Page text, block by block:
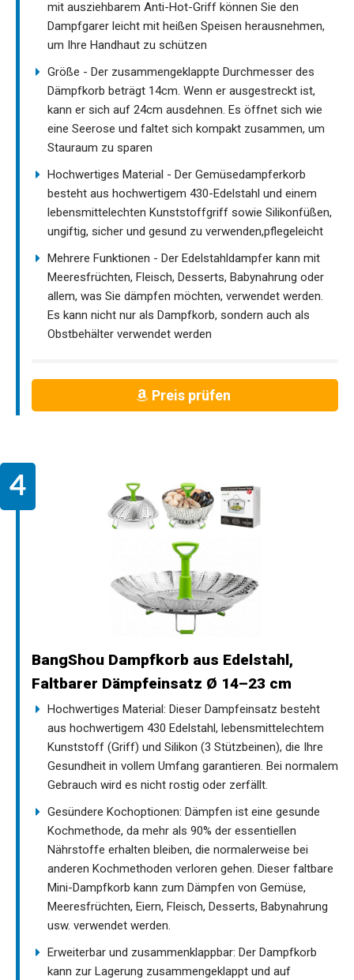
mit ausziehbarem Anti-Hot-Griff können Sie den
Dampfgarer leicht mit heißen Speisen herausnehmen,
um Ihre Handhaut zu schützen
Größe - Der zusammengeklappte Durchmesser des
Dämpfkorb beträgt 14cm. Wenn er ausgestreckt ist,
kann er sich auf 24cm ausdehnen. Es öffnet sich wie
eine Seerose und faltet sich kompakt zusammen, um
Stauraum zu sparen
Hochwertiges Material - Der Gemüsedampferkorb
besteht aus hochwertigem 430-Edelstahl und einem
lebensmittelechten Kunststoffgriff sowie Silikonfüßen,
ungiftig, sicher und gesund zu verwenden,pflegeleicht
Mehrere Funktionen - Der Edelstahldampfer kann mit
Meeresfrüchten, Fleisch, Desserts, Babynahrung oder
allem, was Sie dämpfen möchten, verwendet werden.
Es kann nicht nur als Dampfkorb, sondern auch als
Obstbehälter verwendet werden
Preis prüfen
BangShou Dampfkorb aus Edelstahl,
Faltbarer Dämpfeinsatz Ø 14–23 cm
Hochwertiges Material: Dieser Dampfeinsatz besteht
aus hochwertigem 430 Edelstahl, lebensmittelechtem
Kunststoff (Griff) und Silikon (3 Stützbeinen), die Ihre
Gesundheit in vollem Umfang garantieren. Bei normalem
Gebrauch wird es nicht rostig oder zerfällt.
Gesündere Kochoptionen: Dämpfen ist eine gesunde
Kochmethode, da mehr als 90% der essentiellen
Nährstoffe erhalten bleiben, die normalerweise bei
anderen Kochmethoden verloren gehen. Dieser faltbare
Mini-Dampfkorb kann zum Dämpfen von Gemüse,
Meeresfrüchten, Eiern, Fleisch, Desserts, Babynahrung
usw. verwendet werden.
Erweiterbar und zusammenklappbar: Der Dampfkorb
kann zur Lagerung zusammengeklappt und auf